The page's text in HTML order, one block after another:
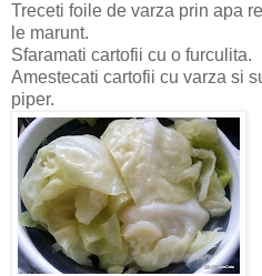
Treceti foile de varza prin apa
le marunt.
Sfaramati cartofii cu o furculita.
Amestecati cartofii cu varza si
piper.